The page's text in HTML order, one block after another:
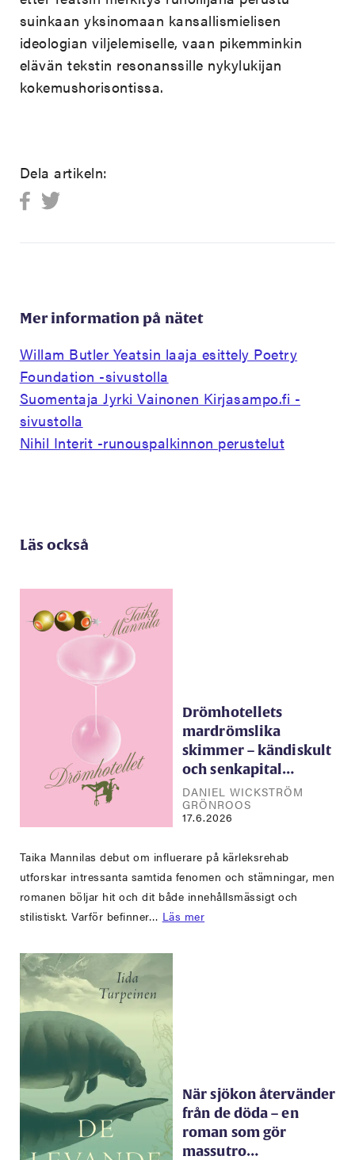
suinkaan yksinomaan kansallismielisen
ideologian viljelemiselle, vaan pikemminkin
elävän tekstin resonanssille nykylukijan
kokemushorisontissa.
Dela artikeln:
Mer information på nätet
Willam Butler Yeatsin laaja esittely Poetry
Foundation -sivustolla
Suomentaja Jyrki Vainonen Kirjasampo.fi -
sivustolla
Nihil Interit -runouspalkinnon perustelut
Läs också
Drömhotellets
mardrömslika
skimmer – kändiskult
och senkapital…
DANIEL WICKSTRÖM
GRÖNROOS
17.6.2026
Taika Mannilas debut om influerare på kärleksrehab
utforskar intressanta samtida fenomen och stämningar, men
romanen böljar hit och dit både innehållsmässigt och
stilistiskt. Varför befinner… Läs mer
När sjökon återvänder
från de döda – en
roman som gör
massutro…